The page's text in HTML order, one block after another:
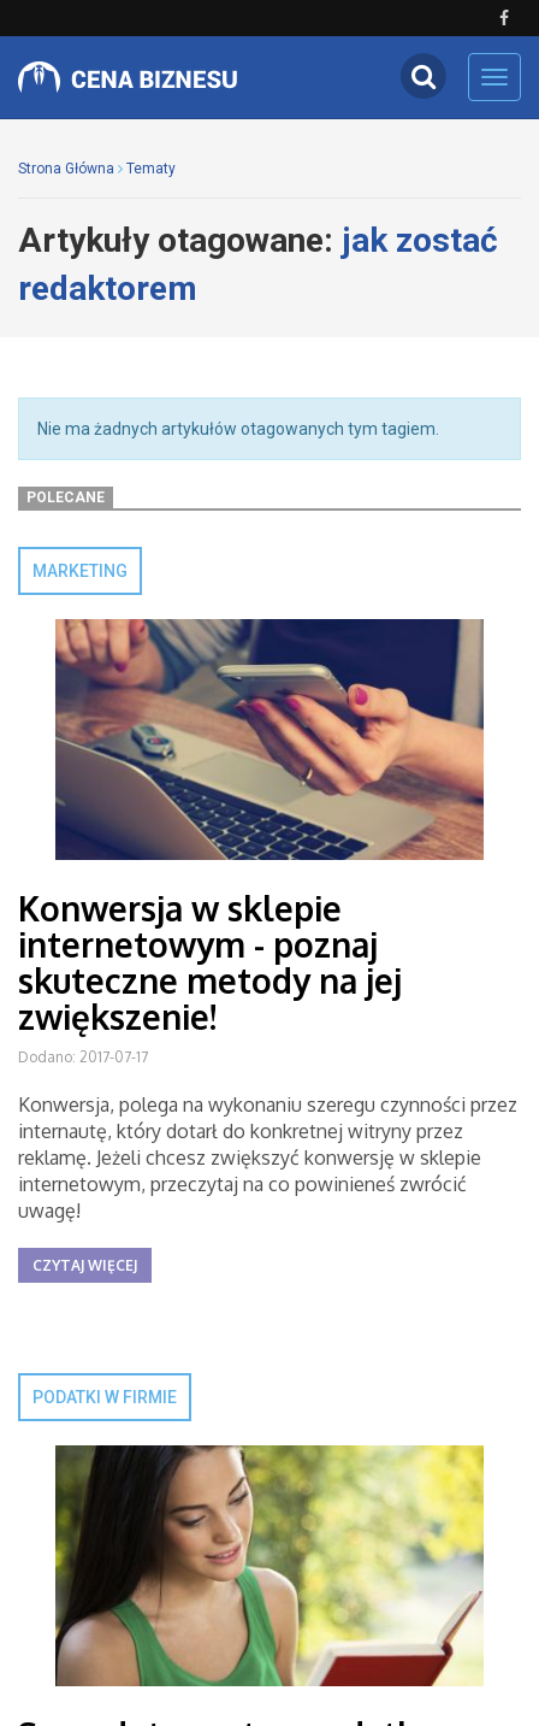
Strona Główna Tematy
Artykuły otagowane: jak zostać
redaktorem
Nie ma żadnych artykułów otagowanych tym tagiem.
POLECANE
MARKETING
Konwersja w sklepie
internetowym - poznaj
skuteczne metody na jej
zwiększenie!
Dodano: 2017-07-17
Konwersja, polega na wykonaniu szeregu czynności przez
internautę, który dotarł do konkretnej witryny przez
reklamę. Jeżeli chcesz zwiększyć konwersję w sklepie
internetowym, przeczytaj na co powinieneś zwrócić
uwagę!
CZYTAJ WIĘCEJ
PODATKI W FIRMIE